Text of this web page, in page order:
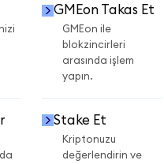
GMEon Takas Et
GMEon ile
blokzincirleri
arasında işlem
yapın.
Stake Et
Kriptonuzu
değerlendirin ve